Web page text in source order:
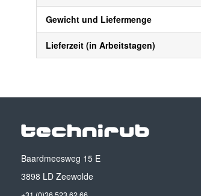
Gewicht und Liefermenge
Lieferzeit (in Arbeitstagen)
Baardmeesweg 15 E
3898 LD Zeewolde